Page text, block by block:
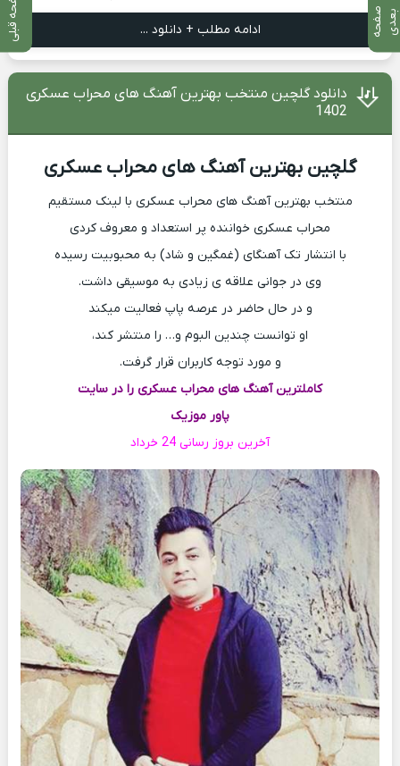
ادامه مطلب + دانلود ...
دانلود گلچین منتخب بهترین آهنگ های محراب عسکری
1402
گلچین بهترین آهنگ های محراب عسکری
منتخب بهترین آهنگ های محراب عسکری با لینک مستقیم
محراب عسکری خواننده پر استعداد و معروف کردی
با انتشار تک آهنگای (غمگین و شاد) به محبوبیت رسیده
وی در جوانی علاقه‌ ی زیادی به موسیقی داشت.
و در حال حاضر در عرصه پاپ فعالیت میکند
او توانست چندین البوم و… را منتشر کند،
و مورد توجه کاربران قرار گرفت.
کاملترین آهنگ های محراب عسکری را در سایت
پاور موزیک
آخرین بروز رسانی 24 خرداد
ص
ف
ح
ه ب ع
د ی صفحه قبلی